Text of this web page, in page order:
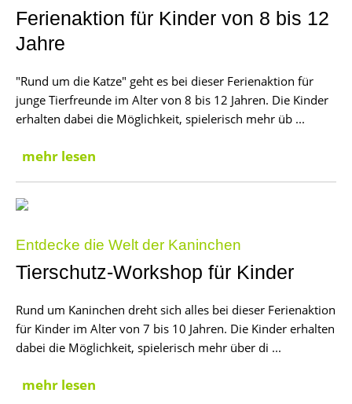
Ferienaktion für Kinder von 8 bis 12
Jahre
"Rund um die Katze" geht es bei dieser Ferienaktion für
junge Tierfreunde im Alter von 8 bis 12 Jahren. Die Kinder
erhalten dabei die Möglichkeit, spielerisch mehr üb ...
mehr lesen
Entdecke die Welt der Kaninchen
Tierschutz-Workshop für Kinder
Rund um Kaninchen dreht sich alles bei dieser Ferienaktion
für Kinder im Alter von 7 bis 10 Jahren. Die Kinder erhalten
dabei die Möglichkeit, spielerisch mehr über di ...
mehr lesen